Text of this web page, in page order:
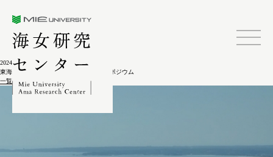
2024.02.04
東海の神々をひらく－第16回春日井シンポジウム
一覧に戻る